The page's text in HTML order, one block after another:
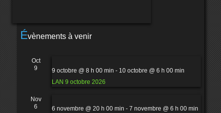
Évènements à venir
Oct
9
9 octobre @ 8 h 00 min - 10 octobre @ 6 h 00 min
LAN 9 octobre 2026
Nov
6
6 novembre @ 20 h 00 min - 7 novembre @ 6 h 00 min